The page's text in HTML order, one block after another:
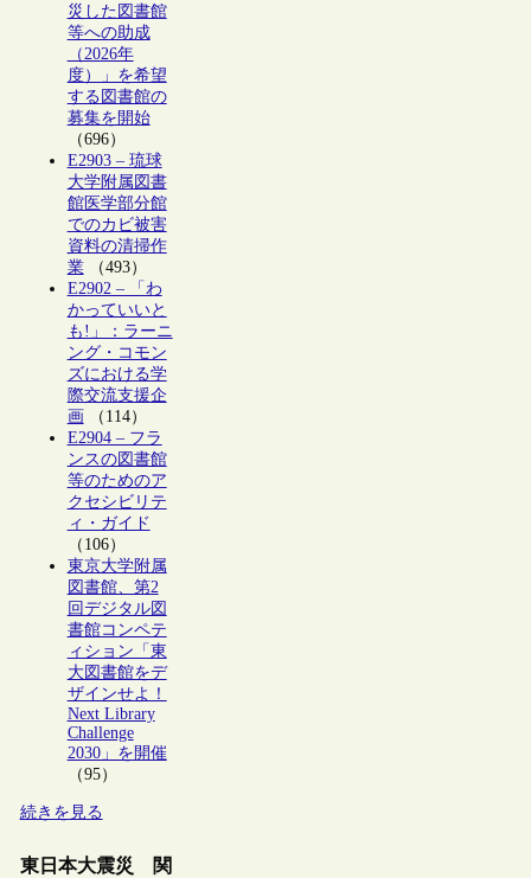
災した図書館
等への助成
（2026年
度）」を希望
する図書館の
募集を開始
（696）
E2903 – 琉球
大学附属図書
館医学部分館
でのカビ被害
資料の清掃作
業（493）
E2902 – 「わ
かっていいと
も!」：ラーニ
ング・コモン
ズにおける学
際交流支援企
画（114）
E2904 – フラ
ンスの図書館
等のためのア
クセシビリテ
ィ・ガイド
（106）
東京大学附属
図書館、第2
回デジタル図
書館コンペテ
ィション「東
大図書館をデ
ザインせよ！
Next Library
Challenge
2030」を開催
（95）
続きを見る
東日本大震災 関